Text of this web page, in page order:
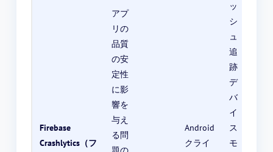
Firebase
Crashlytics（フ
アプ
リの
品質
の安
定性
に影
響を
与え
る問
Android
クライ
ッ
シ
ュ
追
跡
デ
バ
イ
ス
モ